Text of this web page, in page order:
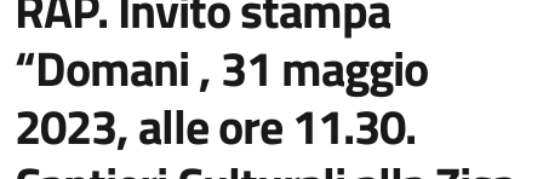
“Domani , 31 maggio
2023, alle ore 11.30.